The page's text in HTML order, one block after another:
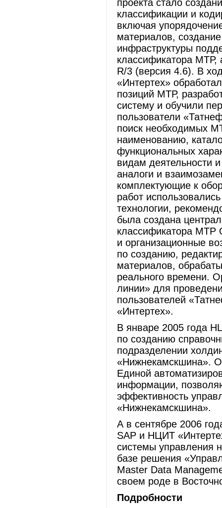
проекта стало
классификации и
включая
материалов,
инфраструктуры
классификатора МТР,
R/3 (версия 4.6). В
«Интертех»
позиций МТР,
систему и обучили
пользователи
поиск необходимых
наименованию,
функциональных
видам деятельности
аналоги и
комплектующие к
работ
технологии,
была создана
классификатора МТР
и организационные
по созданию,
материалов,
реального времени.
линии» для
пользователей
«Интертех».
В январе 2005 года
по созданию
подразделении
«Нижнекамскшина».
Единой
информации,
эффективность
«Нижнекамскшина».
А в сентябре 2006
SAP и НЦИТ
системы управления
базе решения
Master Data
своем роде в
Подробности